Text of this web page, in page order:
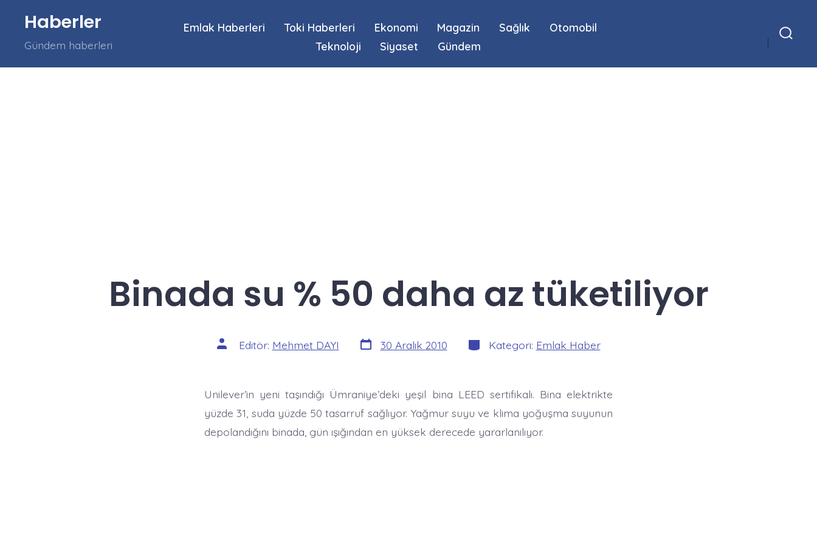
Arama
Göster/Gizle
Haberler
Gündem haberleri
Emlak Haberleri Toki Haberleri Ekonomi Magazin Sağlık
Otomobil
Teknoloji
Siyaset Gündem
Binada su % 50 daha az tüketiliyor
Yazının
yazarı
Editör: Mehmet DAYI Yazı
tarihi
30 Aralık 2010 Kategoriler
Kategori: Emlak Haber
Unilever’in yeni taşındığı Ümraniye’deki yeşil bina LEED sertifikalı. Bina elektrikte
yüzde 31, suda yüzde 50 tasarruf sağlıyor. Yağmur suyu ve klima yoğuşma suyunun
depolandığını binada, gün ışığından en yüksek derecede yararlanılıyor.